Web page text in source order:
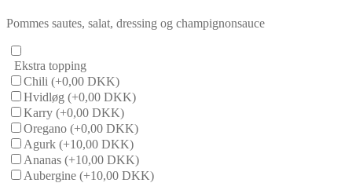
Pommes sautes, salat, dressing og champignonsauce
Ekstra topping
Chili (+0,00 DKK)
Hvidløg (+0,00 DKK)
Karry (+0,00 DKK)
Oregano (+0,00 DKK)
Agurk (+10,00 DKK)
Ananas (+10,00 DKK)
Aubergine (+10,00 DKK)